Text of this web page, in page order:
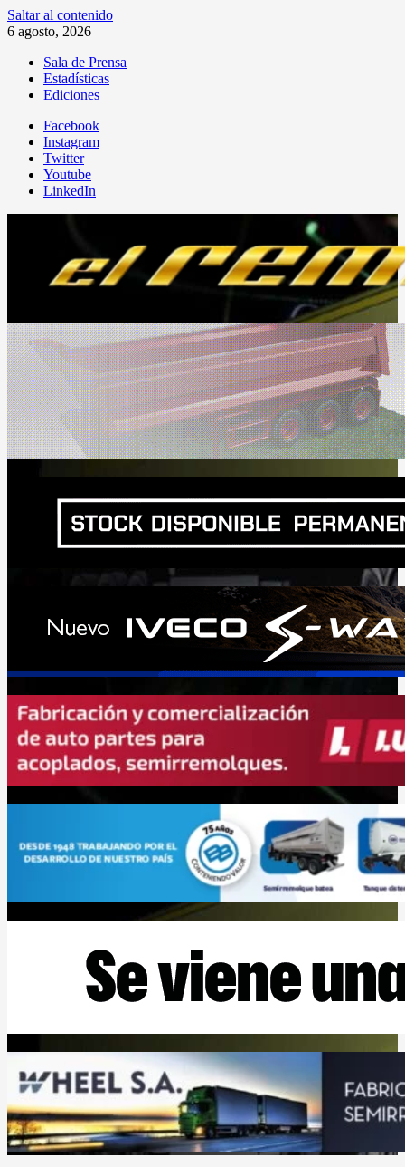
Saltar al contenido
6 agosto, 2026
Sala de Prensa
Estadísticas
Ediciones
Facebook
Instagram
Twitter
Youtube
LinkedIn